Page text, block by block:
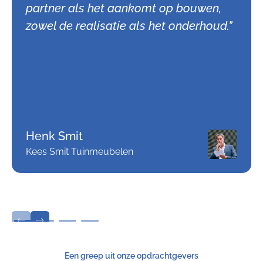
partner als het aankomt op bouwen,
zowel de realisatie als het onderhoud.”
Henk Smit
Kees Smit Tuinmeubelen
Een greep uit onze opdrachtgevers